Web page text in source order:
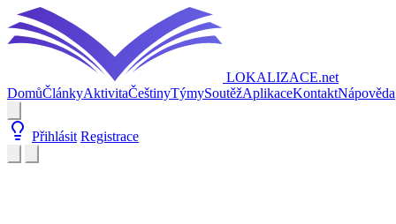
LOKALIZACE.net
DomůČlánkyAktivitaČeštinyTýmySoutěžAplikaceKontaktNápověda
Přihlásit Registrace